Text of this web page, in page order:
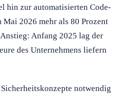
hin zur automatisierten Code-
2026 mehr als 80 Prozent
Anfang 2025 lag der
des Unternehmens liefern
notwendig